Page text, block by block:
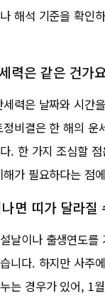
해석 기준을 확인
력은 같은 건가
력은 날짜와 시간
비결은 한 해의 운
. 한 가지 조심할
해가 필요하다는 점
면 띠가 달라질
날이나 출생연도를
니다. 하지만 사주
는 경우가 있어, 1